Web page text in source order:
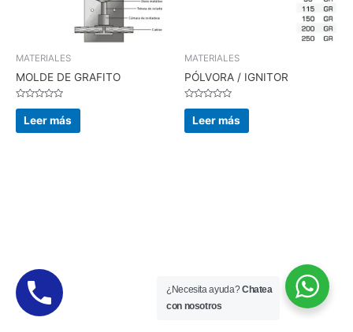
MATERIALES
MOLDE DE GRAFITO
Valorado
en
de
Leer más
MATERIALES
PÓLVORA / IGNITOR
Valorado
en
de
Leer más
¿Necesita ayuda?Chatea
con nosotros